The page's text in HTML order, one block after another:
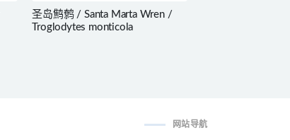
圣岛鹪鹩 / Santa Marta Wren /
Troglodytes monticola
网站导航